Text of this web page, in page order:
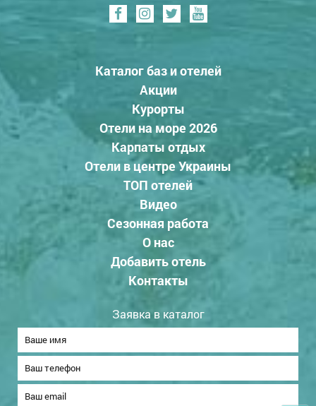
Каталог баз и отелей
Акции
Курорты
Отели на море 2026
Карпаты отдых
Отели в центре Украины
ТОП отелей
Видео
Сезонная работа
О нас
Добавить отель
Контакты
Заявка в каталог